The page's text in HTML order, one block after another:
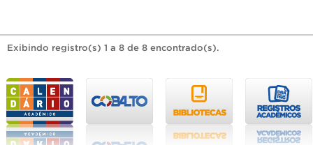
Exibindo registro(s) 1 a 8 de 8 encontrado(s).